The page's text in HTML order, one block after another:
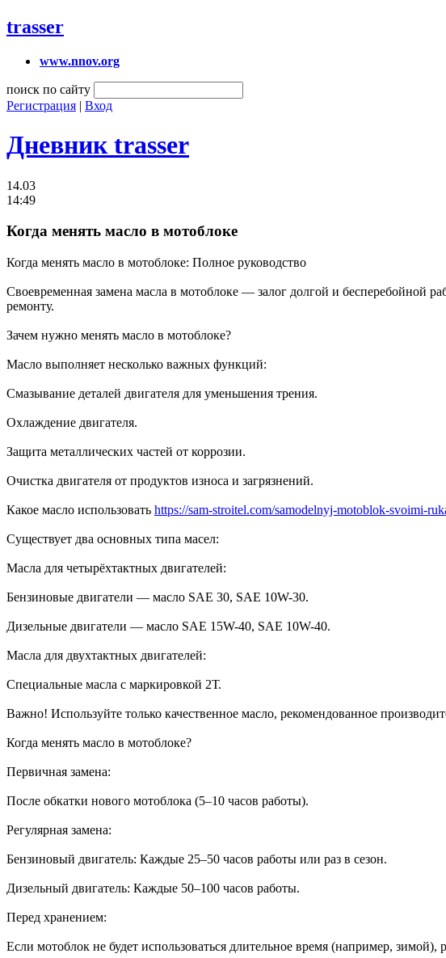
trasser
www.nnov.org
поиск по сайту
Регистрация | Вход
Дневник trasser
14.03
14:49
Когда менять масло в мотоблоке
Когда менять масло в мотоблоке: Полное руководство
Своевременная замена масла в мотоблоке — залог долгой и бесперебойной
ремонту.
Зачем нужно менять масло в мотоблоке?
Масло выполняет несколько важных функций:
Смазывание деталей двигателя для уменьшения трения.
Охлаждение двигателя.
Защита металлических частей от коррозии.
Очистка двигателя от продуктов износа и загрязнений.
Какое масло использовать https://sam-stroitel.com/samodelnyj-motoblok-svoimi-
Существует два основных типа масел:
Масла для четырёхтактных двигателей:
Бензиновые двигатели — масло SAE 30, SAE 10W-30.
Дизельные двигатели — масло SAE 15W-40, SAE 10W-40.
Масла для двухтактных двигателей:
Специальные масла с маркировкой 2Т.
Важно! Используйте только качественное масло, рекомендованное
Когда менять масло в мотоблоке?
Первичная замена:
После обкатки нового мотоблока (5–10 часов работы).
Регулярная замена:
Бензиновый двигатель: Каждые 25–50 часов работы или раз в сезон.
Дизельный двигатель: Каждые 50–100 часов работы.
Перед хранением:
Если мотоблок не будет использоваться длительное время (например, зимой),